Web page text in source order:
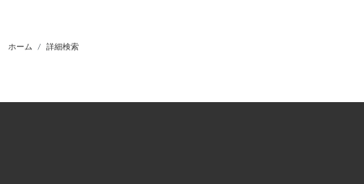
ホーム 詳細検索